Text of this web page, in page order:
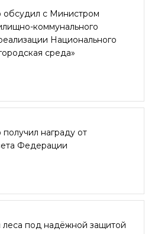
обсудил с Министром
коммунального
Национального
среда»
награду от
Федерации
леса под надёжной защитой